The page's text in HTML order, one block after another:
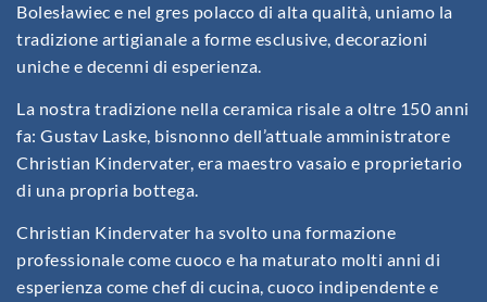
Bolesławiec e nel gres polacco di alta qualità, uniamo la
tradizione artigianale a forme esclusive, decorazioni
uniche e decenni di esperienza.
La nostra tradizione nella ceramica risale a oltre 150 anni
fa: Gustav Laske, bisnonno dell’attuale amministratore
Christian Kindervater, era maestro vasaio e proprietario
di una propria bottega.
Christian Kindervater ha svolto una formazione
professionale come cuoco e ha maturato molti anni di
esperienza come chef di cucina, cuoco indipendente e